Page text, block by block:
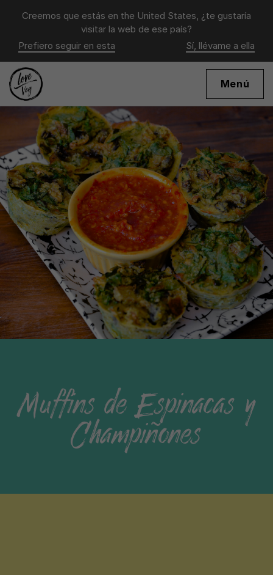
Creemos que estás en the United States, ¿te gustaría
visitar la web de ese país?
Prefiero seguir en esta
Sí, llévame a ella
Menú
Muffins de Espinacas y
Champiñones